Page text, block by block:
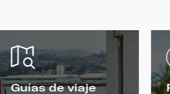
Guías de viaje